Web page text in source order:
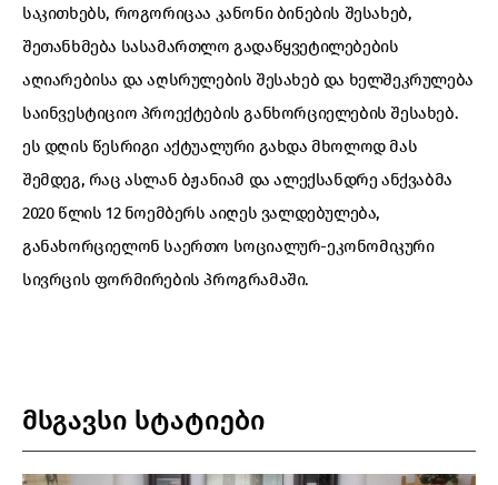
საკითხებს, როგორიცაა კანონი ბინების შესახებ,
შეთანხმება სასამართლო გადაწყვეტილებების
აღიარებისა და აღსრულების შესახებ და ხელშეკრულება
საინვესტიციო პროექტების განხორციელების შესახებ.
ეს დღის წესრიგი აქტუალური გახდა მხოლოდ მას
შემდეგ, რაც ასლან ბჟანიამ და ალექსანდრე ანქვაბმა
2020 წლის 12 ნოემბერს აიღეს ვალდებულება,
განახორციელონ საერთო სოციალურ-ეკონომიკური
სივრცის ფორმირების პროგრამაში.
მსგავსი სტატიები